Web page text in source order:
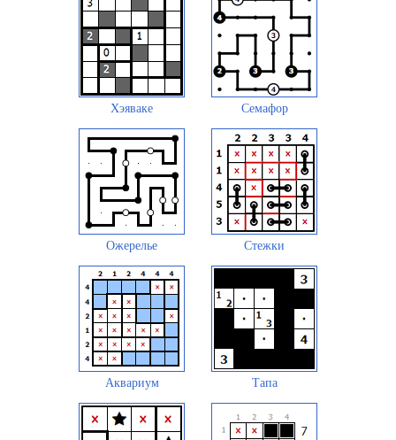
Хэяваке Семафор
Ожерелье Стежки
Аквариум Тапа